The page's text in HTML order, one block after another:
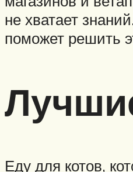
не хватает
поможет решить
Еду для котов,